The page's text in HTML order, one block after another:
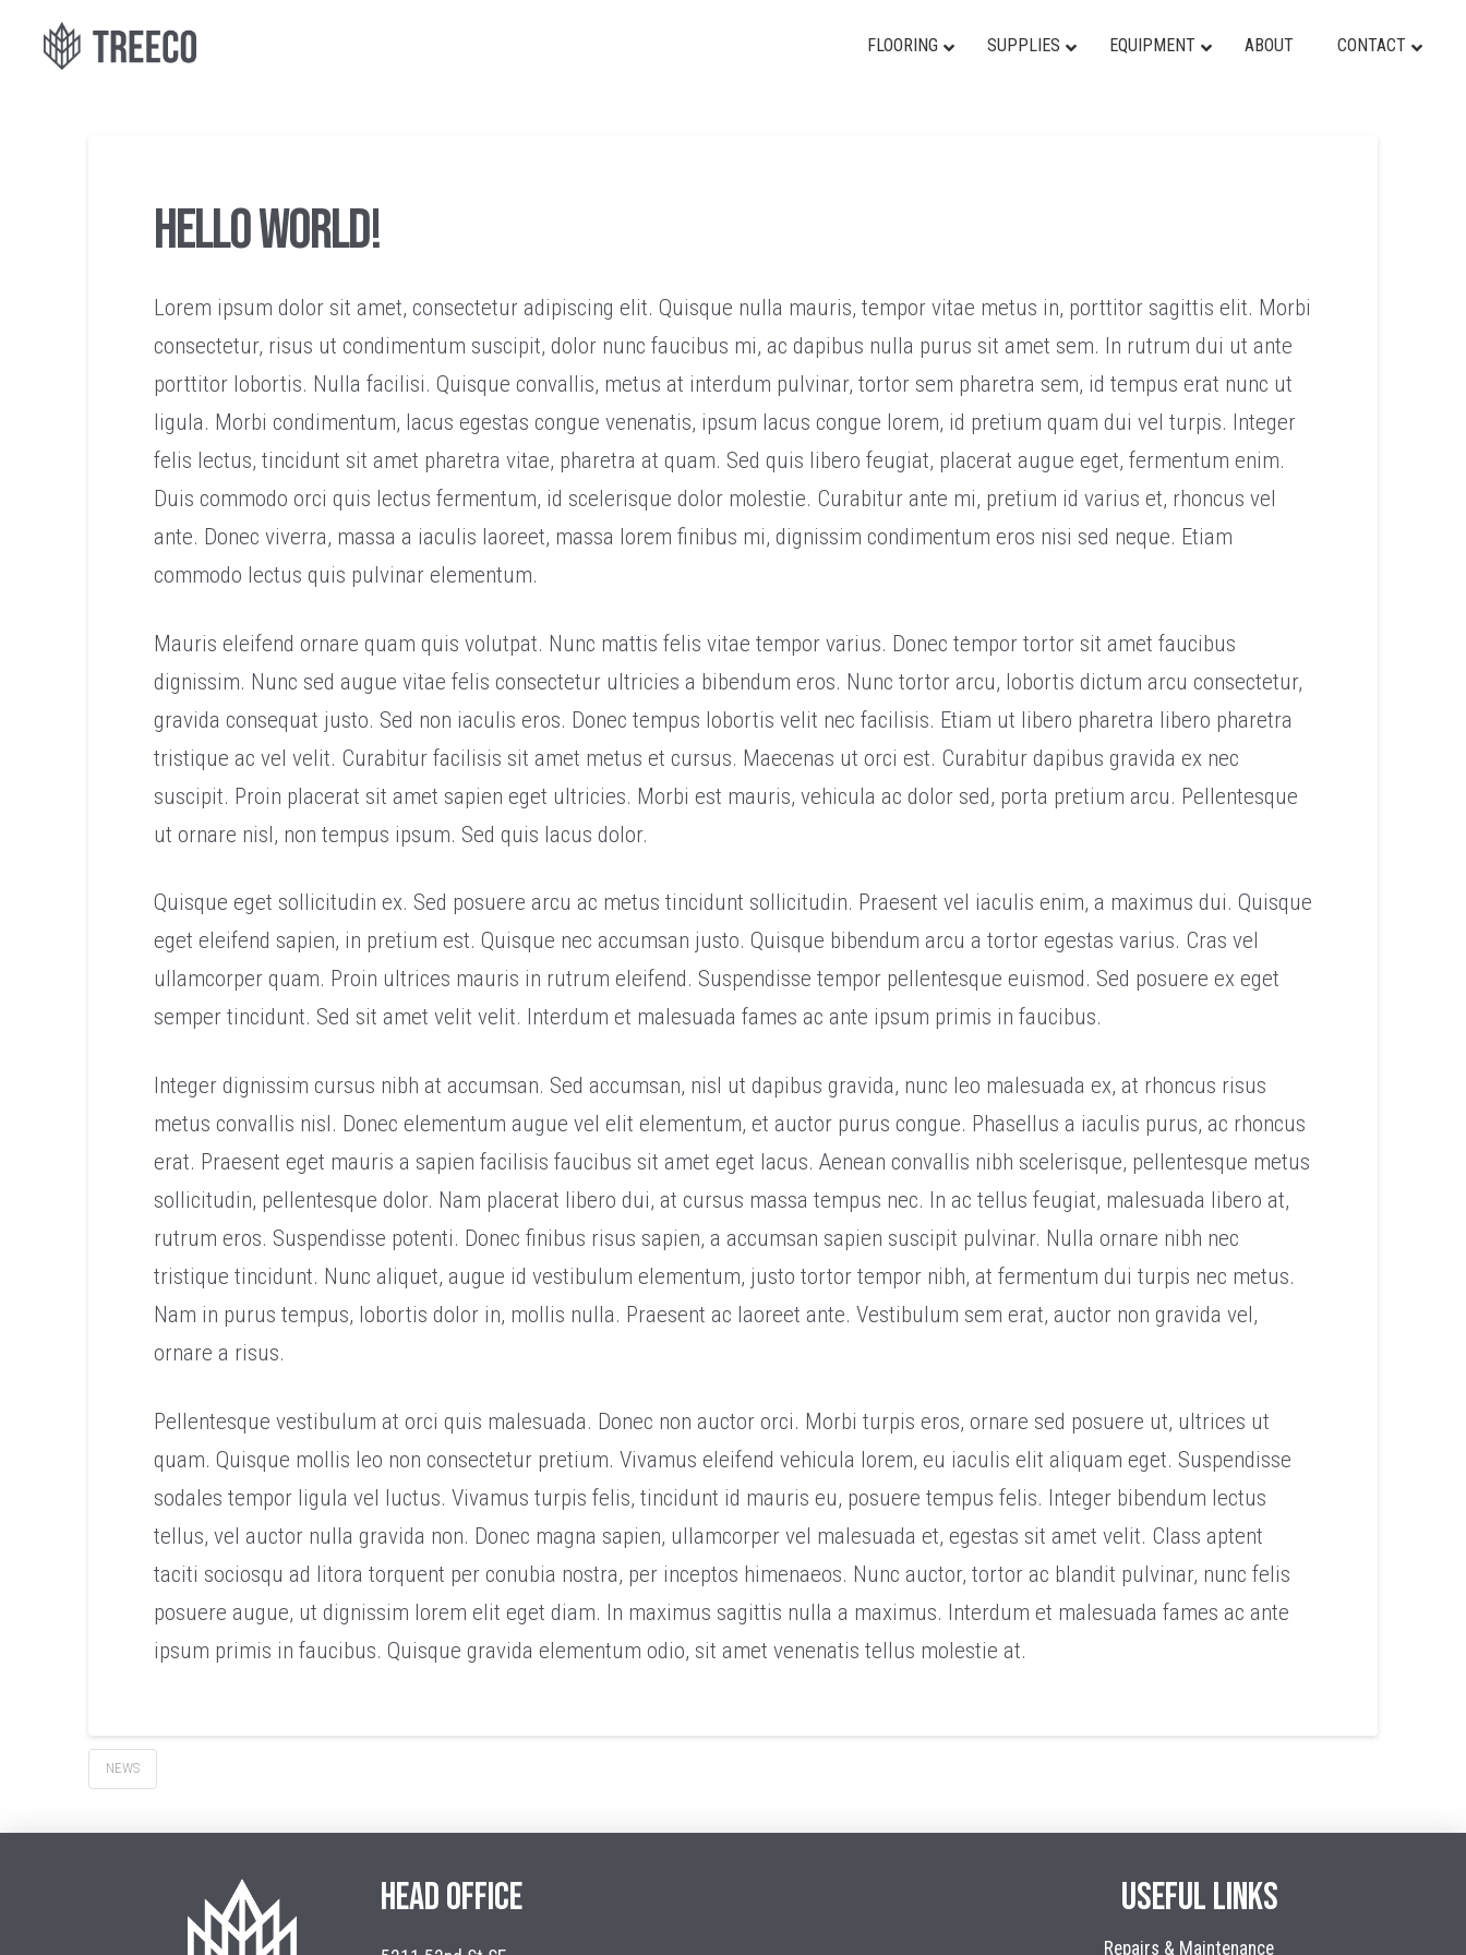
FLOORING SUPPLIES EQUIPMENT ABOUT CONTACT
Hello world!
Lorem ipsum dolor sit amet, consectetur adipiscing elit. Quisque nulla mauris, tempor vitae metus in, porttitor sagittis elit. Morbi
consectetur, risus ut condimentum suscipit, dolor nunc faucibus mi, ac dapibus nulla purus sit amet sem. In rutrum dui ut ante
porttitor lobortis. Nulla facilisi. Quisque convallis, metus at interdum pulvinar, tortor sem pharetra sem, id tempus erat nunc ut
ligula. Morbi condimentum, lacus egestas congue venenatis, ipsum lacus congue lorem, id pretium quam dui vel turpis. Integer
felis lectus, tincidunt sit amet pharetra vitae, pharetra at quam. Sed quis libero feugiat, placerat augue eget, fermentum enim.
Duis commodo orci quis lectus fermentum, id scelerisque dolor molestie. Curabitur ante mi, pretium id varius et, rhoncus vel
ante. Donec viverra, massa a iaculis laoreet, massa lorem finibus mi, dignissim condimentum eros nisi sed neque. Etiam
commodo lectus quis pulvinar elementum.
Mauris eleifend ornare quam quis volutpat. Nunc mattis felis vitae tempor varius. Donec tempor tortor sit amet faucibus
dignissim. Nunc sed augue vitae felis consectetur ultricies a bibendum eros. Nunc tortor arcu, lobortis dictum arcu consectetur,
gravida consequat justo. Sed non iaculis eros. Donec tempus lobortis velit nec facilisis. Etiam ut libero pharetra libero pharetra
tristique ac vel velit. Curabitur facilisis sit amet metus et cursus. Maecenas ut orci est. Curabitur dapibus gravida ex nec
suscipit. Proin placerat sit amet sapien eget ultricies. Morbi est mauris, vehicula ac dolor sed, porta pretium arcu. Pellentesque
ut ornare nisl, non tempus ipsum. Sed quis lacus dolor.
Quisque eget sollicitudin ex. Sed posuere arcu ac metus tincidunt sollicitudin. Praesent vel iaculis enim, a maximus dui. Quisque
eget eleifend sapien, in pretium est. Quisque nec accumsan justo. Quisque bibendum arcu a tortor egestas varius. Cras vel
ullamcorper quam. Proin ultrices mauris in rutrum eleifend. Suspendisse tempor pellentesque euismod. Sed posuere ex eget
semper tincidunt. Sed sit amet velit velit. Interdum et malesuada fames ac ante ipsum primis in faucibus.
Integer dignissim cursus nibh at accumsan. Sed accumsan, nisl ut dapibus gravida, nunc leo malesuada ex, at rhoncus risus
metus convallis nisl. Donec elementum augue vel elit elementum, et auctor purus congue. Phasellus a iaculis purus, ac rhoncus
erat. Praesent eget mauris a sapien facilisis faucibus sit amet eget lacus. Aenean convallis nibh scelerisque, pellentesque metus
sollicitudin, pellentesque dolor. Nam placerat libero dui, at cursus massa tempus nec. In ac tellus feugiat, malesuada libero at,
rutrum eros. Suspendisse potenti. Donec finibus risus sapien, a accumsan sapien suscipit pulvinar. Nulla ornare nibh nec
tristique tincidunt. Nunc aliquet, augue id vestibulum elementum, justo tortor tempor nibh, at fermentum dui turpis nec metus.
Nam in purus tempus, lobortis dolor in, mollis nulla. Praesent ac laoreet ante. Vestibulum sem erat, auctor non gravida vel,
ornare a risus.
Pellentesque vestibulum at orci quis malesuada. Donec non auctor orci. Morbi turpis eros, ornare sed posuere ut, ultrices ut
quam. Quisque mollis leo non consectetur pretium. Vivamus eleifend vehicula lorem, eu iaculis elit aliquam eget. Suspendisse
sodales tempor ligula vel luctus. Vivamus turpis felis, tincidunt id mauris eu, posuere tempus felis. Integer bibendum lectus
tellus, vel auctor nulla gravida non. Donec magna sapien, ullamcorper vel malesuada et, egestas sit amet velit. Class aptent
taciti sociosqu ad litora torquent per conubia nostra, per inceptos himenaeos. Nunc auctor, tortor ac blandit pulvinar, nunc felis
posuere augue, ut dignissim lorem elit eget diam. In maximus sagittis nulla a maximus. Interdum et malesuada fames ac ante
ipsum primis in faucibus. Quisque gravida elementum odio, sit amet venenatis tellus molestie at.
NEWS
HEAD OFFICE USEFUL LINKS
Repairs & Maintenance